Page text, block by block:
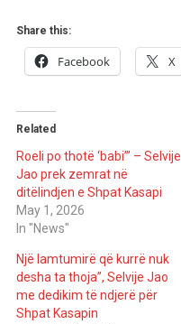
Share this:
Facebook X
Related
Roeli po thotë ‘babi’” – Selvije
Jao prek zemrat në
ditëlindjen e Shpat Kasapi
May 1, 2026
In "News"
Një lamtumirë që kurrë nuk
desha ta thoja”, Selvije Jao
me dedikim të ndjerë për
Shpat Kasapin